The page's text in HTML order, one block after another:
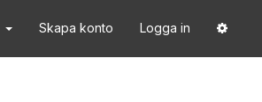
Skapa konto Logga in